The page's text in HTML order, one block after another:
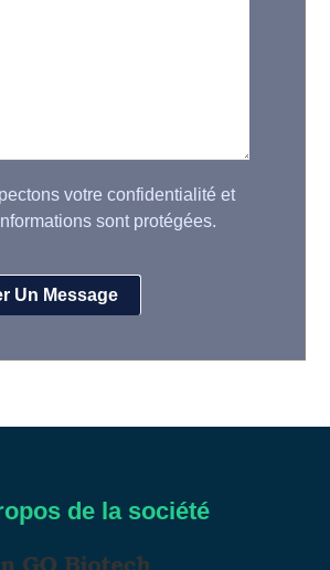
votre confidentialité et
sont protégées.
de la société